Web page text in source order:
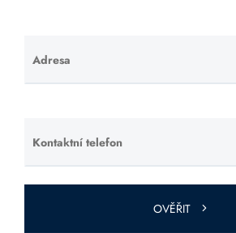
Adresa
Ponechte
toto pole
Kontaktní telefon
Ponechte
toto pole
prázdné.
OVĚŘIT